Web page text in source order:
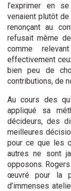
l’exprimer en
venaient plutôt
renonçant au
refusait même
comme
effectivement
bien peu de
contributions, de
Au cours des
appliqué sa
décideurs, des
meilleures
pour ce que les
autres ne sont
opposons.
œuvré pour la
d’immenses